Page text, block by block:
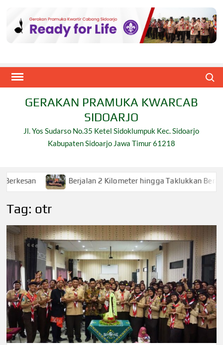
content
GERAKAN PRAMUKA KWARCAB
SIDOARJO
Jl. Yos Sudarso No.35 Ketel Sidoklumpuk Kec. Sidoarjo
Kabupaten Sidoarjo Jawa Timur 61218
Berjalan 2 Kilometer hingga Taklukkan Beragam Ujian,
Tag: otr